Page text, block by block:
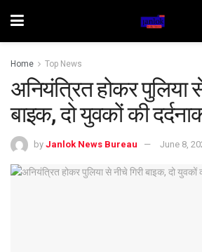
Home Top News
अनियंत्रित होकर पुलिया
बाइक, दो युवकों की
by Janlok News Bureau June 8,